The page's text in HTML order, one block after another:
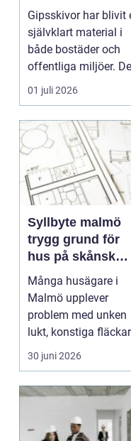
innerväggar
Gipsskivor har blivit
självklart material i
både bostäder och
offentliga miljöer. De
används i v...
01 juli 2026
Syllbyte malmö
trygg grund för
hus på skånsk
mark
Många husägare i
Malmö upplever
problem med unken
lukt, konstiga fläckar
längs golvlister eller
k...
30 juni 2026